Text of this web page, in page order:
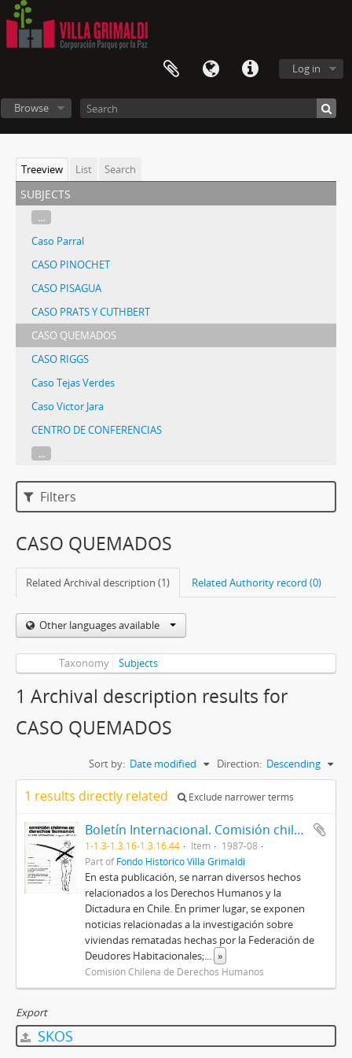
Log in
Browse
Treeview List Search
subjects
...
Caso Parral
CASO PINOCHET
CASO PISAGUA
CASO PRATS Y CUTHBERT
CASO QUEMADOS
CASO RIGGS
Caso Tejas Verdes
Caso Victor Jara
CENTRO DE CONFERENCIAS
...
Filters
CASO QUEMADOS
Related Archival description (1) Related Authority record (0)
Other languages available
Taxonomy Subjects
1 Archival description results for
CASO QUEMADOS
Sort by: Date modified Direction: Descending
1 results directly related Exclude narrower terms
Boletín Internacional. Comisión chilena de derechos humanos.
1-1.3-1.3.16-1.3.16.44 Item
1987-08
Part ofFondo Histórico Villa Grimaldi
En esta publicación, se narran diversos hechos
relacionados a los Derechos Humanos y la
Dictadura en Chile. En primer lugar, se exponen
noticias relacionadas a la investigación sobre
viviendas rematadas hechas por la Federación de
Deudores Habitacionales;... »
Comisión Chilena de Derechos Humanos
Export
SKOS